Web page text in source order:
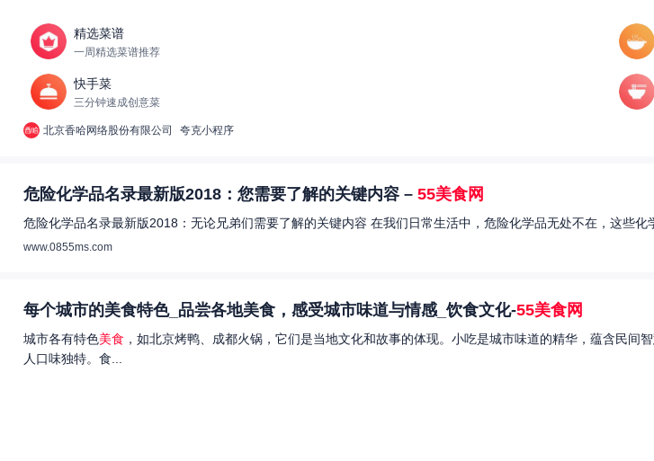
精选菜谱
一周精选菜谱推荐
快手菜
三分钟速成创意菜
北京香哈网络股份有限公司 夸克小程序
危险化学品名录最新版2018：您需要了解的关键内容 – 55美食网
危险化学品名录最新版2018：无论兄弟们需要了解的关键内容 在我们日常生活中，危险化学品无处不在，这些
www.0855ms.com
每个城市的美食特色_品尝各地美食，感受城市味道与情感_饮食文化-55美食网
城市各有特色美食 ，如北京烤鸭、成都火锅，它们是当地文化和故事的体现。小吃是城市味道的精华，蕴含民间
人口味独特。食...